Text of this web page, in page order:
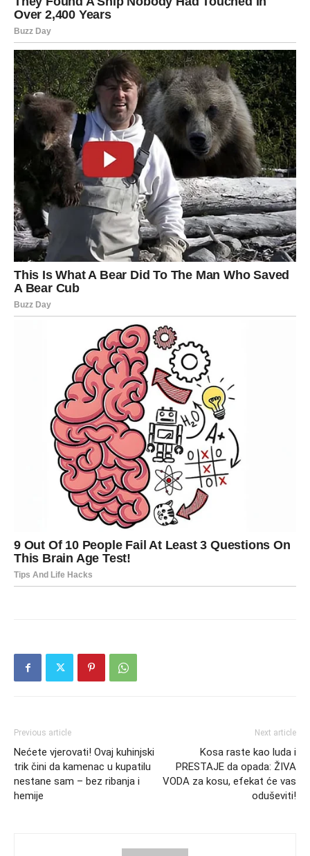
Previous article
Nećete vjerovati! Ovaj kuhinjski
trik čini da kamenac u kupatilu
nestane sam – bez ribanja i
hemije
Next article
Kosa raste kao luda i
PRESTAJE da opada: ŽIVA
VODA za kosu, efekat će vas
oduševiti!